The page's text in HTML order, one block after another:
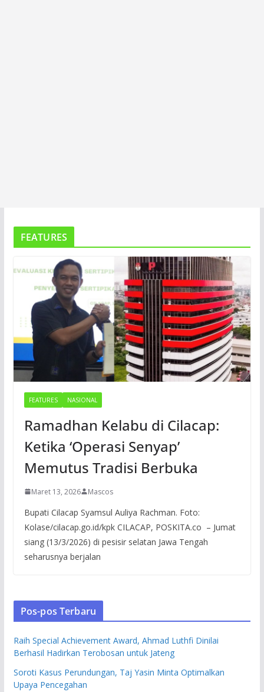
FEATURES
FEATURES NASIONAL
Ramadhan Kelabu di Cilacap:
Ketika ‘Operasi Senyap’
Memutus Tradisi Berbuka
Maret 13, 2026 Mascos
Bupati Cilacap Syamsul Auliya Rachman. Foto:
Kolase/cilacap.go.id/kpk CILACAP, POSKITA.co – Jumat
siang (13/3/2026) di pesisir selatan Jawa Tengah
seharusnya berjalan
Pos-pos Terbaru
Raih Special Achievement Award, Ahmad Luthfi Dinilai
Berhasil Hadirkan Terobosan untuk Jateng
Soroti Kasus Perundungan, Taj Yasin Minta Optimalkan
Upaya Pencegahan